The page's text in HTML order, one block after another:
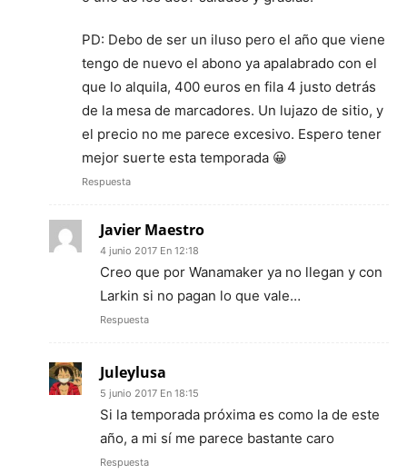
PD: Debo de ser un iluso pero el año que viene
tengo de nuevo el abono ya apalabrado con el
que lo alquila, 400 euros en fila 4 justo detrás
de la mesa de marcadores. Un lujazo de sitio, y
el precio no me parece excesivo. Espero tener
mejor suerte esta temporada 😀
Respuesta
Javier Maestro
4 junio 2017 En 12:18
Creo que por Wanamaker ya no llegan y con
Larkin si no pagan lo que vale…
Respuesta
Juleylusa
5 junio 2017 En 18:15
Si la temporada próxima es como la de este
año, a mi sí me parece bastante caro
Respuesta